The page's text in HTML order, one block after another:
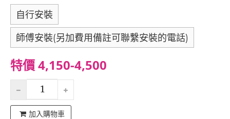
自行安裝
師傅安裝(另加費用備註可聯繫安裝的電話)
特價 4,150-4,500
加入購物車